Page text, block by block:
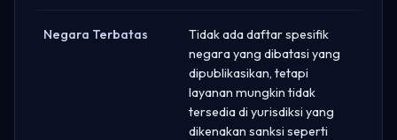
Negara Terbatas
Tidak ada daftar spesifik
negara yang dibatasi yang
dipublikasikan, tetapi
layanan mungkin tidak
tersedia di yurisdiksi yang
dikenakan sanksi seperti